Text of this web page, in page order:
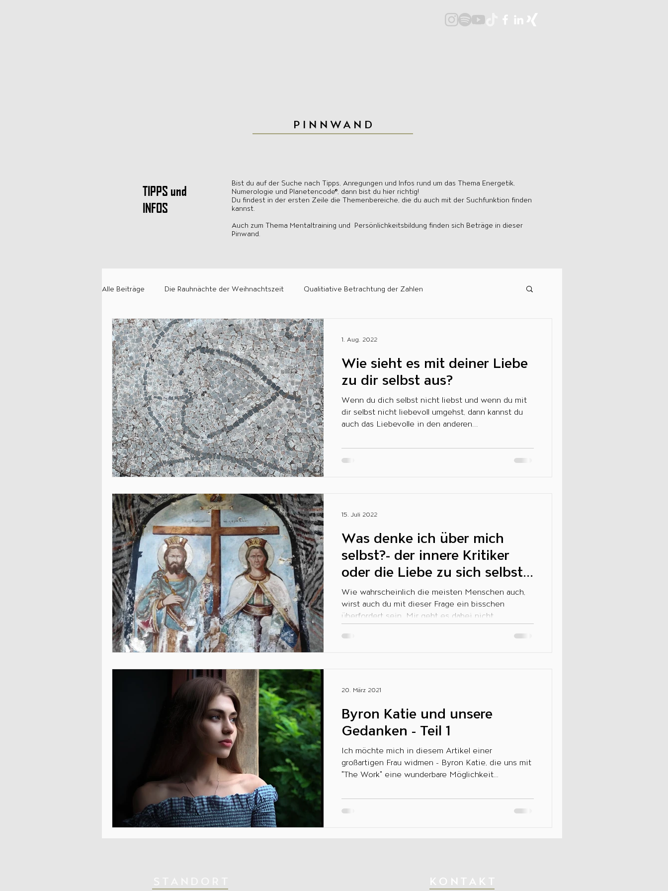
PINNWAND
TIPPS und
INFOS
Bist du auf der Suche nach Tipps, Anregungen und Infos rund um das Thema Energetik,
Numerologie und Planetencode®, dann bist du hier richtig!
Du findest in der ersten Zeile die Themenbereiche, die du auch mit der Suchfunktion finden
kannst.
Auch zum Thema Mentaltraining und Persönlichkeitsbildung finden sich Beträge in dieser
Pinwand.
Alle Beiträge Die Rauhnächte der Weihnachtszeit Qualitiative Betrachtung der Zahlen
Die Rückläufigkeit von Planeten Besondere Tage im Jahr
Rund um die Numerologie Planetencode® Geheimnisse Die universell gültigen Gesetze
Kommunikation und Interaktion Der Weg zu dir selbst Gefühle fühlen! Meditationen und Co.
Podcast für Jugendliche
Wie sieht es mit deiner Liebe
zu dir selbst aus?
Wenn du dich selbst nicht liebst und wenn du mit
dir selbst nicht liebevoll umgehst, dann kannst du
auch das Liebevolle in den anderen...
1. Aug. 2022
Was denke ich über mich
selbst?- der innere Kritiker
oder die Liebe zu sich selbst...
Wie wahrscheinlich die meisten Menschen auch,
wirst auch du mit dieser Frage ein bisschen
überfordert sein. Mir geht es dabei nicht...
15. Juli 2022
Byron Katie und unsere
Gedanken - Teil 1
Ich möchte mich in diesem Artikel einer
großartigen Frau widmen - Byron Katie, die uns mit
"The Work" eine wunderbare Möglichkeit
20. März 2021
KONTAKT